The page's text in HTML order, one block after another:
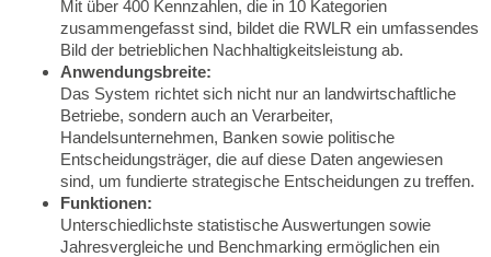
Mit über 400 Kennzahlen, die in 10 Kategorien
zusammengefasst sind, bildet die RWLR ein umfassendes
Bild der betrieblichen Nachhaltigkeitsleistung ab.
Anwendungsbreite:
Das System richtet sich nicht nur an landwirtschaftliche
Betriebe, sondern auch an Verarbeiter,
Handelsunternehmen, Banken sowie politische
Entscheidungsträger, die auf diese Daten angewiesen
sind, um fundierte strategische Entscheidungen zu treffen.
Funktionen:
Unterschiedlichste statistische Auswertungen sowie
Jahresvergleiche und Benchmarking ermöglichen ein